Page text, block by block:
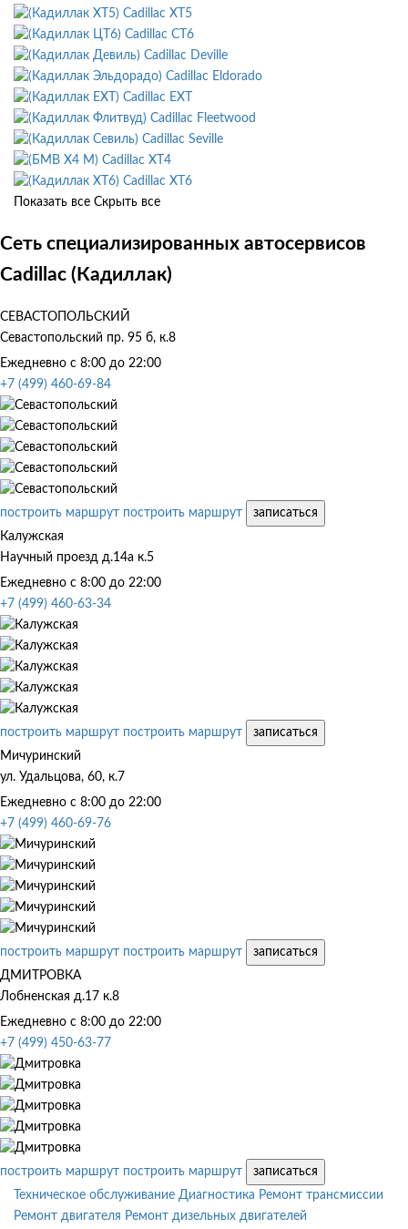
Cadillac XT5
Cadillac CT6
Cadillac Deville
Cadillac Eldorado
Cadillac EXT
Cadillac Fleetwood
Cadillac Seville
Cadillac XT4
Cadillac XT6
Показать все Скрыть все
Сеть специализированных автосервисов
Cadillac (Кадиллак)
СЕВАСТОПОЛЬСКИЙ
Севастопольский пр. 95 б, к.8
Ежедневно с 8:00 до 22:00
+7 (499) 460-69-84
построить маршрут построить маршрут
записаться
Калужская
Научный проезд д.14а к.5
Ежедневно с 8:00 до 22:00
+7 (499) 460-63-34
построить маршрут построить маршрут
записаться
Мичуринский
ул. Удальцова, 60, к.7
Ежедневно с 8:00 до 22:00
+7 (499) 460-69-76
построить маршрут построить маршрут
записаться
ДМИТРОВКА
Лобненская д.17 к.8
Ежедневно с 8:00 до 22:00
+7 (499) 450-63-77
построить маршрут построить маршрут
записаться
Техническое обслуживание Диагностика Ремонт трансмиссии
Ремонт двигателя Ремонт дизельных двигателей